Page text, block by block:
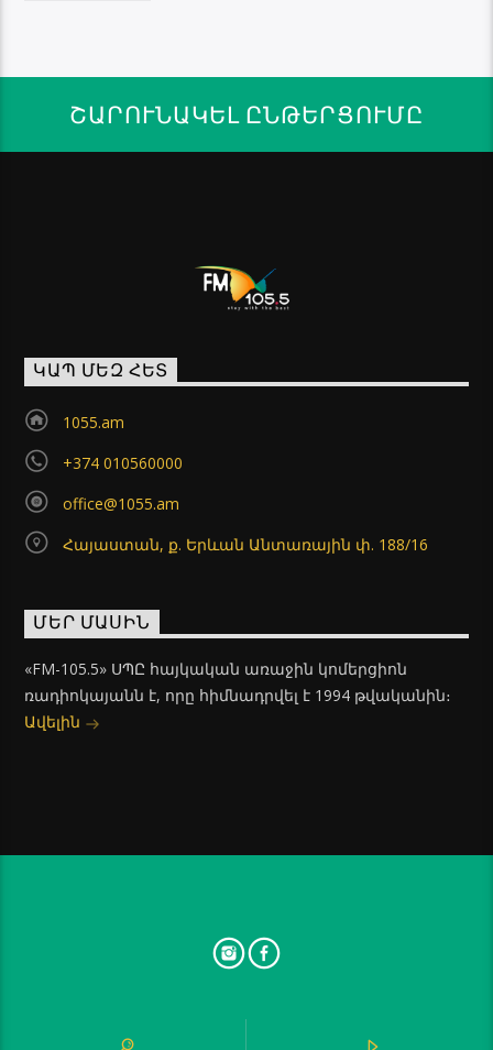
ՇԱՐՈՒՆԱԿԵԼ ԸՆԹԵՐՑՈՒՄԸ
ԿԱՊ ՄԵԶ ՀԵՏ
1055.am
+374 010560000
office@1055.am
Հայաստան, ք. Երևան Անտառային փ. 188/16
ՄԵՐ ՄԱՍԻՆ
«FM-105.5» ՍՊԸ հայկական առաջին կոմերցիոն
ռադիոկայանն է, որը հիմնադրվել է 1994 թվականին։
Ավելին